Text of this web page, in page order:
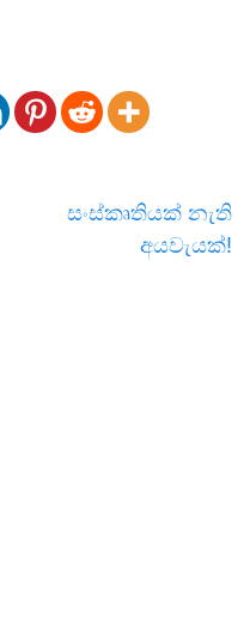
සංස්කෘතියක් නැති
අයවැයක්!